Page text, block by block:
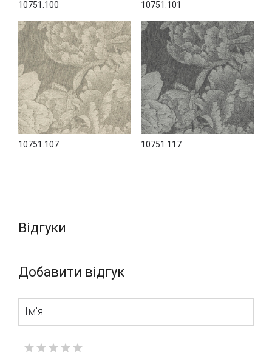
10751.100 10751.101
10751.107 10751.117
Відгуки
Добавити відгук